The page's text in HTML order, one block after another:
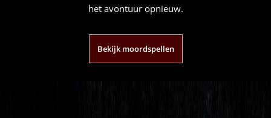
het avontuur opnieuw.
Bekijk moordspellen